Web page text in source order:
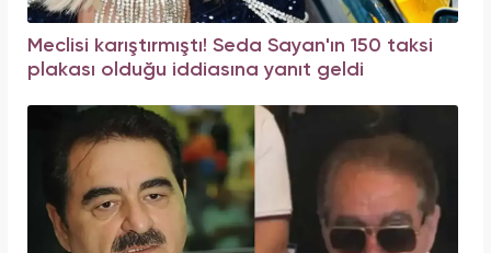
Meclisi karıştırmıştı! Seda Sayan'ın 150 taksi
plakası olduğu iddiasına yanıt geldi